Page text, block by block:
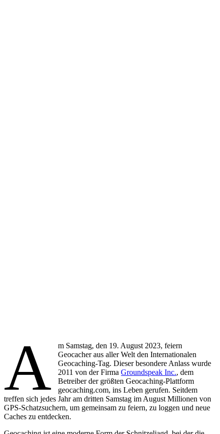
A
m Samstag, den 19. August 2023, feiern
Geocacher aus aller Welt den Internationalen
Geocaching-Tag. Dieser besondere Anlass wurde
2011 von der FirmaGroundspeak Inc., dem
Betreiber der größten Geocaching-Plattform
geocaching.com, ins Leben gerufen. Seitdem
treffen sich jedes Jahr am dritten Samstag im August Millionen von
GPS-Schatzsuchern, um gemeinsam zu feiern, zu loggen und neue
Caches zu entdecken.